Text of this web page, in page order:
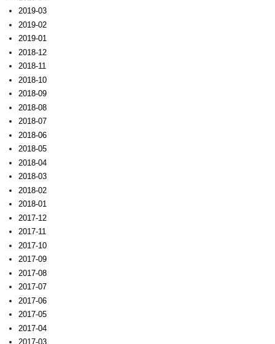
2019-03
2019-02
2019-01
2018-12
2018-11
2018-10
2018-09
2018-08
2018-07
2018-06
2018-05
2018-04
2018-03
2018-02
2018-01
2017-12
2017-11
2017-10
2017-09
2017-08
2017-07
2017-06
2017-05
2017-04
2017-03